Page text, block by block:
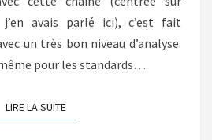
avais parlé ici), c’est fait
un très bon niveau d’analyse.
pour les standards…
LIRE LA SUITELIRE LA SUITE